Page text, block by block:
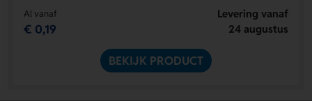
Al vanaf
€ 0,19
Levering vanaf
24 augustus
BEKIJK PRODUCT